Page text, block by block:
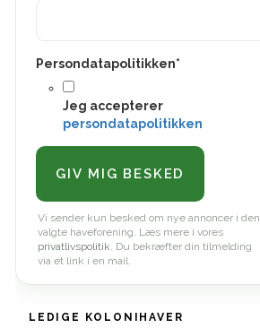
Persondatapolitikken*
Jeg accepterer
persondatapolitikken
Vi sender kun besked om nye annoncer i den
valgte haveforening. Læs mere i vores
privatlivspolitik. Du bekræfter din tilmelding
via et link i en mail.
LEDIGE KOLONIHAVER